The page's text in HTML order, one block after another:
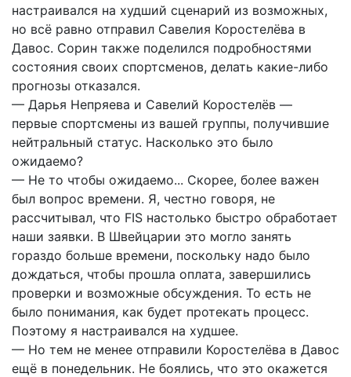
настраивался на худший сценарий из возможных,
но всё равно отправил Савелия Коростелёва в
Давос. Сорин также поделился подробностями
состояния своих спортсменов, делать какие-либо
прогнозы отказался.
— Дарья Непряева и Савелий Коростелёв —
первые спортсмены из вашей группы, получившие
нейтральный статус. Насколько это было
ожидаемо?
— Не то чтобы ожидаемо... Скорее, более важен
был вопрос времени. Я, честно говоря, не
рассчитывал, что FIS настолько быстро обработает
наши заявки. В Швейцарии это могло занять
гораздо больше времени, поскольку надо было
дождаться, чтобы прошла оплата, завершились
проверки и возможные обсуждения. То есть не
было понимания, как будет протекать процесс.
Поэтому я настраивался на худшее.
— Но тем не менее отправили Коростелёва в Давос
ещё в понедельник. Не боялись, что это окажется